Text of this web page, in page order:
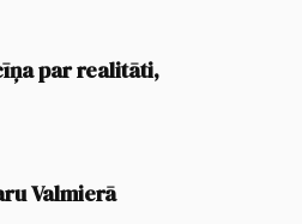
par realitāti,
Valmierā